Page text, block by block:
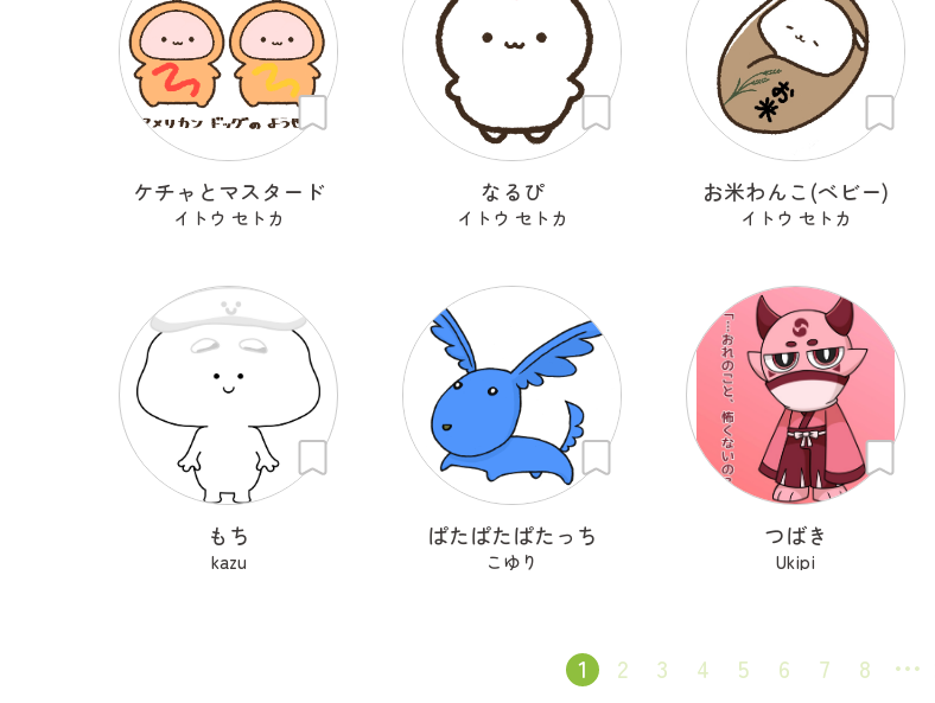
ケチャとマスタード
イトウ セトカ
なるぴ
イトウ セトカ
お米わんこ(ベビー)
イトウ セトカ
もち
kazu
ぱたぱたぱたっち
こゆり
つばき
Ukipi
1 2 3 4 5 6 7 8